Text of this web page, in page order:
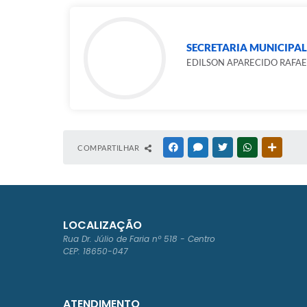
SECRETARIA
EDILSON APARECIDO
COMPARTILHAR FACEBOOKMESSENGER
TWITTERWHATSAPP
LOCALIZAÇÃO
Rua Dr. Júlio de Faria nº 518 - Centro
CEP: 18650-047